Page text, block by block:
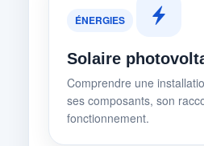
ÉNERGIES
Solaire
Comprendre une
ses composants, son
fonctionnement.